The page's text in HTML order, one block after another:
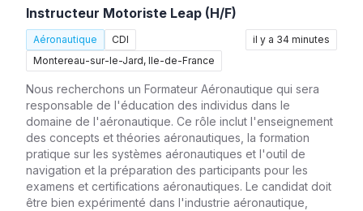
Instructeur Motoriste Leap (H/F)
Aéronautique
CDI
Montereau-sur-le-Jard, Ile-de-France
il y a 34 minutes
Nous recherchons un Formateur Aéronautique qui sera
responsable de l'éducation des individus dans le
domaine de l'aéronautique. Ce rôle inclut l'enseignement
des concepts et théories aéronautiques, la formation
pratique sur les systèmes aéronautiques et l'outil de
navigation et la préparation des participants pour les
examens et certifications aéronautiques. Le candidat doit
être bien expérimenté dans l'industrie aéronautique,